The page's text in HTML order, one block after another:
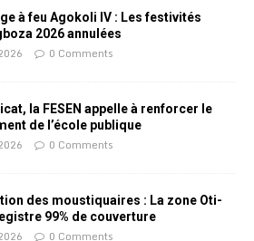
à feu Agokoli IV : Les festivités
2026 annulées
0 Comments
la FESEN appelle à renforcer le
de l’école publique
0 Comments
des moustiquaires : La zone Oti-
99% de couverture
0 Comments